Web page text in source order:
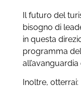
Il futuro del
bisogno di
in questa
programma
Inoltre, otterrai: